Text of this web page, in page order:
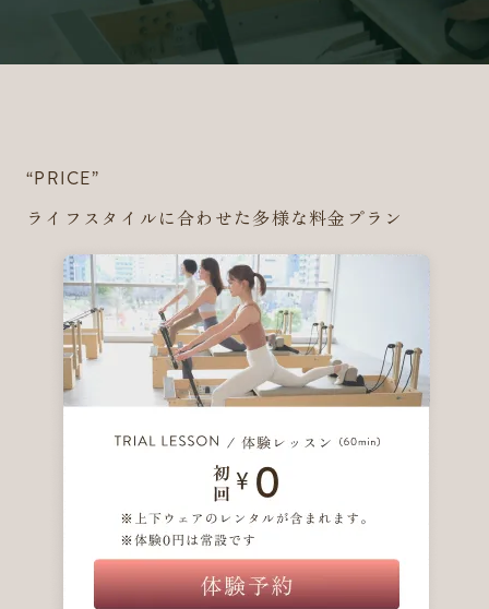
“PRICE”
ライフスタイルに合わせた多様な料金プラン